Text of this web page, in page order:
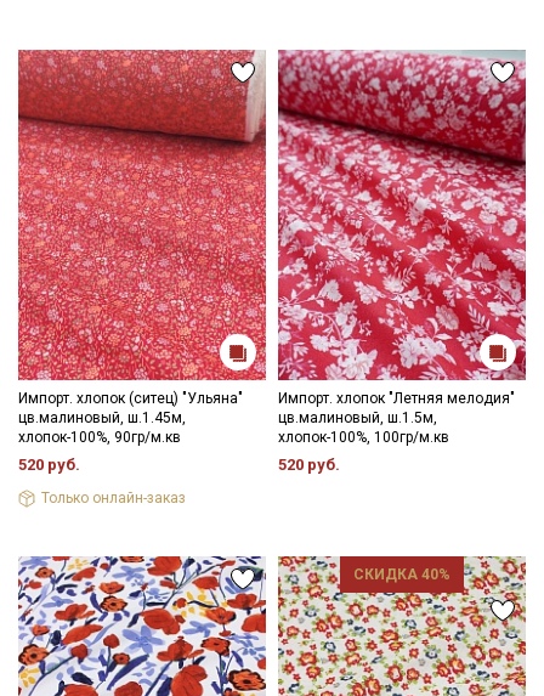
Импорт. хлопок (ситец) "Ульяна"
цв.малиновый, ш.1.45м,
хлопок-100%, 90гр/м.кв
520 руб.
Только онлайн-заказ
Импорт. хлопок "Летняя мелодия"
цв.малиновый, ш.1.5м,
хлопок-100%, 100гр/м.кв
520 руб.
СКИДКА 40%
категории тканей
Электронная почта
Подписаться
Ознакомлен(а) сПолитикой обработки персональных
данныхи даюСогласие на обработку персональных
данных
ДаюСогласие на получение рекламных и
информационных рассылок